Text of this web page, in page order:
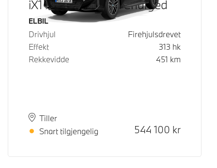
iX1 xDrive30 Fully Charged
Drivstoff
ELBIL
Drivhjul
Firehjulsdrevet
Effekt
313 hk
Rekkevidde
451 km
PlassTiller
Leveringstid
Snart tilgjengelig
Kontantpris
544 100 kr